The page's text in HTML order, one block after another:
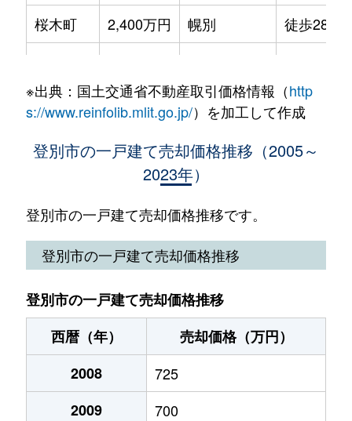
桜木町
2,400万円 幌別
徒歩28分
新生町
600万円 鷲別
徒歩45分
1,600万円 鷲別
新生町
530万円 鷲別
新生町
860万円 鷲別
常盤町
640万円 幌別
徒歩15分
富岸町
1,800万円 鷲別
徒歩45分
※出典：国土交通省不動産取引価格情報（http
s://www.reinfolib.mlit.go.jp/）を加工して作成
登別市の一戸建て売却価格推移（2005～
2023年）
登別市の一戸建て売却価格推移です。
登別市の一戸建て売却価格推移
登別市の一戸建て売却価格推移
西暦（年）
売却価格（万円）
2008
725
2009
700